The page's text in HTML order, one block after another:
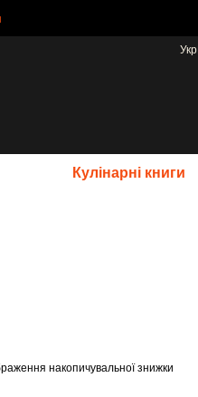
Укр
Кулінарні книги
накопичувальної знижки